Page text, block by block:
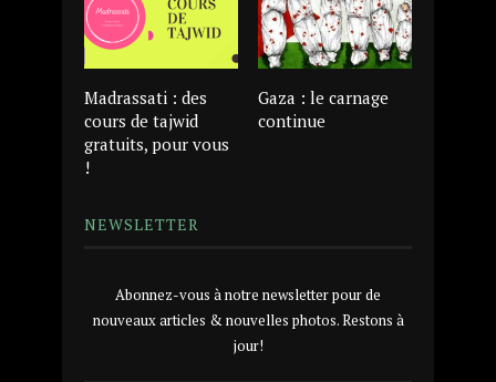
Madrassati : des
cours de tajwid
gratuits, pour vous
!
Gaza : le carnage
continue
NEWSLETTER
Abonnez-vous à notre newsletter pour de
nouveaux articles & nouvelles photos. Restons à
jour!